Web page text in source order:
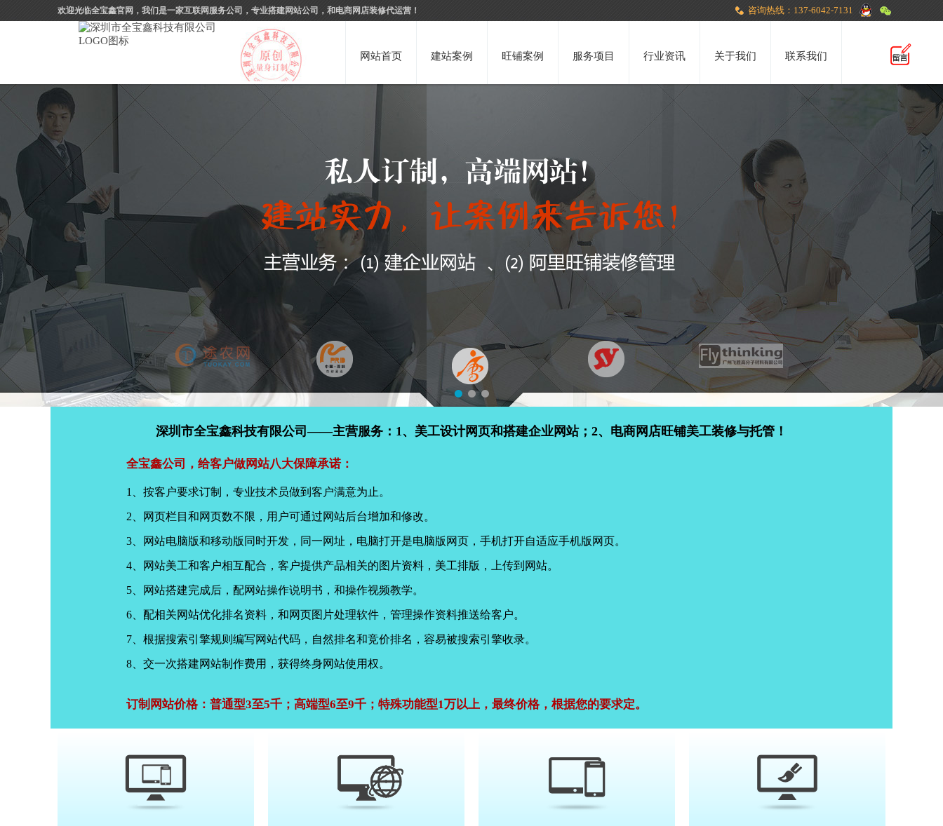
欢迎光临全宝鑫官网，我们是一家互联网服务公司，专业搭建网站公司，和电商网店装修代运营！ 咨询热线：137-6042-7131
网站首页 建站案例 旺铺案例 服务项目 行业资讯 关于我们 联系我们
深圳市全宝鑫科技有限公司——主营服务：1、美工设计网页和搭建企业网站；2、电商网店旺铺美工装修与托管！
全宝鑫公司，给客户做网站八大保障承诺：
1、按客户要求订制，专业技术员做到客户满意为止。
2、网页栏目和网页数不限，用户可通过网站后台增加和修改。
3、网站电脑版和移动版同时开发，同一网址，电脑打开是电脑版网页，手机打开自适应手机版网页。
4、网站美工和客户相互配合，客户提供产品相关的图片资料，美工排版，上传到网站。
5、网站搭建完成后，配网站操作说明书，和操作视频教学。
6、配相关网站优化排名资料，和网页图片处理软件，管理操作资料推送给客户。
7、根据搜索引擎规则编写网站代码，自然排名和竞价排名，容易被搜索引擎收录。
8、交一次搭建网站制作费用，获得终身网站使用权。
订制网站价格：普通型3至5千；高端型6至9千；特殊功能型1万以上，最终价格，根据您的要求定。